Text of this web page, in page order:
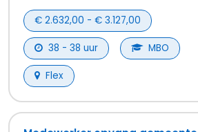
€ 2.632,00 - € 3.127,00
38 - 38 uur MBO
Flex